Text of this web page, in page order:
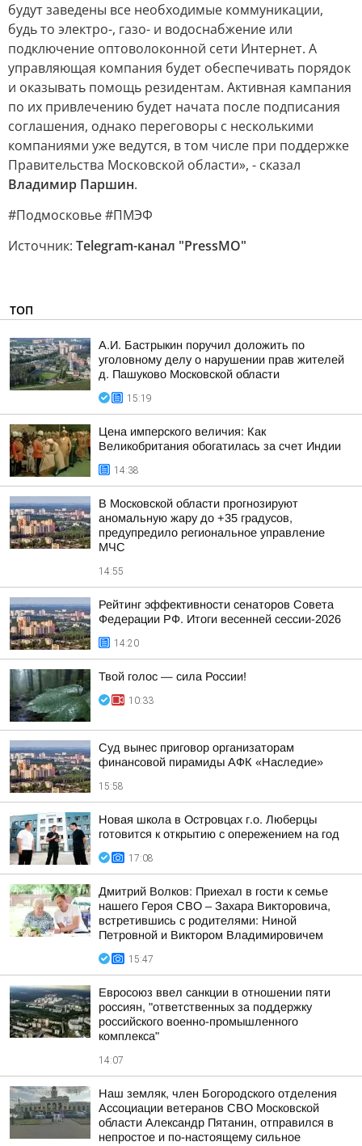
будут заведены все необходимые коммуникации,
будь то электро-, газо- и водоснабжение или
подключение оптоволоконной сети Интернет. А
управляющая компания будет обеспечивать порядок
и оказывать помощь резидентам. Активная кампания
по их привлечению будет начата после подписания
соглашения, однако переговоры с несколькими
компаниями уже ведутся, в том числе при поддержке
Правительства Московской области», - сказал
Владимир Паршин.
#Подмосковье #ПМЭФ
Источник: Telegram-канал "PressMO"
ТОП
А.И. Бастрыкин поручил доложить по
уголовному делу о нарушении прав жителей
д. Пашуково Московской области
15:19
Цена имперского величия: Как
Великобритания обогатилась за счет Индии
14:38
В Московской области прогнозируют
аномальную жару до +35 градусов,
предупредило региональное управление
МЧС
14:55
Рейтинг эффективности сенаторов Совета
Федерации РФ. Итоги весенней сессии-2026
14:20
Твой голос — сила России!
10:33
Суд вынес приговор организаторам
финансовой пирамиды АФК «Наследие»
15:58
Новая школа в Островцах г.о. Люберцы
готовится к открытию с опережением на год
17:08
Дмитрий Волков: Приехал в гости к семье
нашего Героя СВО – Захара Викторовича,
встретившись с родителями: Ниной
Петровной и Виктором Владимировичем
15:47
Евросоюз ввел санкции в отношении пяти
россиян, "ответственных за поддержку
российского военно-промышленного
комплекса"
14:07
Наш земляк, член Богородского отделения
Ассоциации ветеранов СВО Московской
области Александр Пятанин, отправился в
непростое и по-настоящему сильное